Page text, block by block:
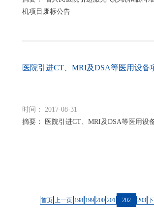
机项目废标公告
医院引进CT、MRI及DSA等医用设备
时间： 2017-08-31
摘要： 医院引进CT、MRI及DSA等医用设
首页 上一页 198 199 200 201 202 203